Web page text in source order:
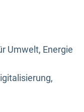
Umwelt, Energie